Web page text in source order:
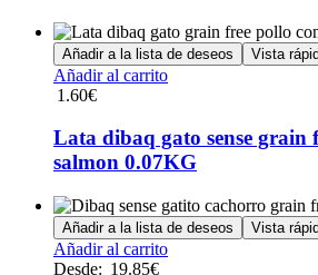
Añadir a la lista de deseos Vista
Añadir al carrito
1.60€
Lata dibaq gato sense grain
salmon 0.07KG
Añadir a la lista de deseos Vista
Añadir al carritoEste
Desde: 19.85€